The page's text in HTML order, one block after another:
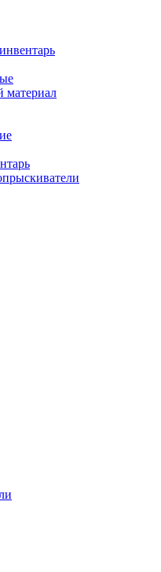
материал